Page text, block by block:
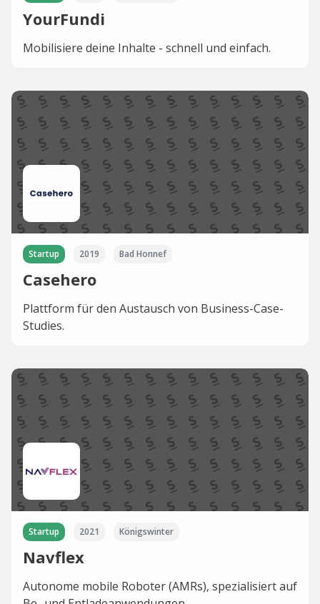
YourFundi
Mobilisiere deine Inhalte - schnell und einfach.
Startup 2019 Bad Honnef
Casehero
Plattform für den Austausch von Business-Case-
Studies.
Startup 2021 Königswinter
Navflex
Autonome mobile Roboter (AMRs), spezialisiert auf